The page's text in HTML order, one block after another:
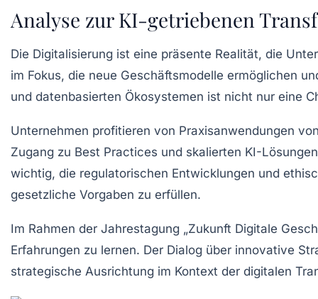
Analyse zur KI-getriebenen
Die Digitalisierung ist eine präsente Realität, die
im Fokus, die neue Geschäftsmodelle ermöglichen
und datenbasierten Ökosystemen ist nicht nur eine
Unternehmen profitieren von Praxisanwendungen
Zugang zu Best Practices und skalierten KI-Lösungen
wichtig, die regulatorischen Entwicklungen und
gesetzliche Vorgaben zu erfüllen.
Im Rahmen der Jahrestagung „Zukunft Digitale
Erfahrungen zu lernen. Der Dialog über innovative
strategische Ausrichtung im Kontext der digitalen